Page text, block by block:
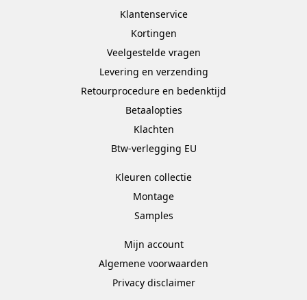
Klantenservice
Kortingen
Veelgestelde vragen
Levering en verzending
Retourprocedure en bedenktijd
Betaalopties
Klachten
Btw-verlegging EU
Kleuren collectie
Montage
Samples
Mijn account
Algemene voorwaarden
Privacy disclaimer